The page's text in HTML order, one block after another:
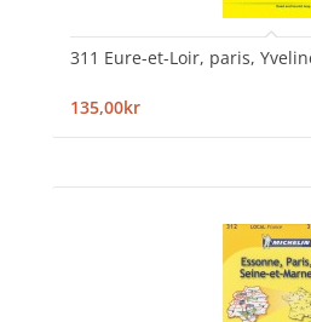
311 Eure-et-Loir, paris,
135,00kr